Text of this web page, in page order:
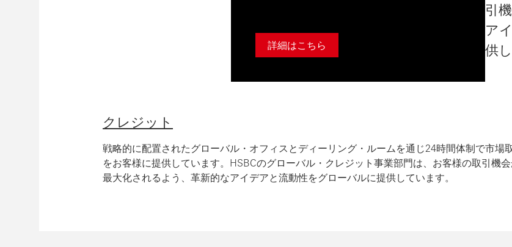
詳細はこちら
引
ア
供
クレジット
戦略的に配置されたグローバル・オフィスとディーリング・ルームを通じ24時間体制で市場
をお客様に提供しています。HSBCのグローバル・クレジット事業部門は、お客様の取引機
最大化されるよう、革新的なアイデアと流動性をグローバルに提供しています。